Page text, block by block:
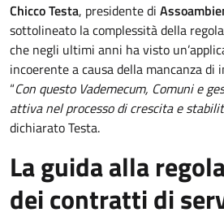
Chicco Testa, presidente di
sottolineato la complessità della
che negli ultimi anni ha visto
incoerente a causa della mancanza di
“Con questo Vademecum, Comuni e
attiva nel processo di crescita e
dichiarato Testa.
La guida alla
dei contratti di